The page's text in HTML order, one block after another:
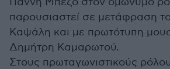
παρουσιαστεί σε μετάφραση
Καψάλη και με πρωτότυπη
Δημήτρη Καμαρωτού.
Στους πρωταγωνιστικούς